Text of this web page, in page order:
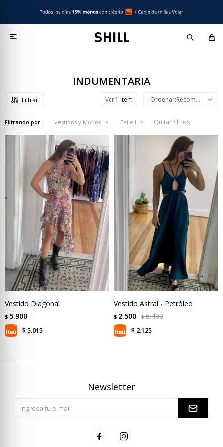

INDUMENTARIA
Ver Recomendados
Filtrando por: Vestidos y Monos Talle l Quitar filtros
Vestido Diagonal
$ 5.900
$ 5.015
Vestido Astral - Petróleo
$ 2.500 $ 6.400
$ 2.125
Newsletter
 